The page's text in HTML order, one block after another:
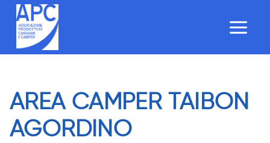
Salta
contenuto
AREA CAMPER TAIBON
AGORDINO